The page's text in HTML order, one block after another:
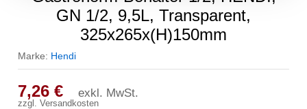
GN 1/2, 9,5L, Transparent,
325x265x(H)150mm
Marke: Hendi
7,26€ exkl. MwSt.
zzgl.Versandkosten